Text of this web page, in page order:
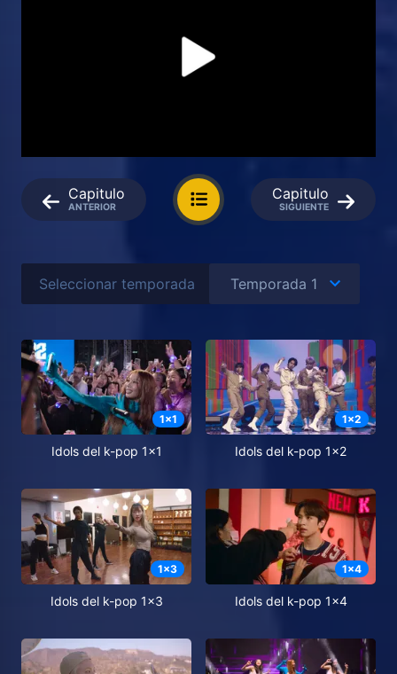
Capitulo
ANTERIOR
Capitulo
SIGUIENTE
Seleccionar temporada
1x1
Idols del k-pop 1x1
1x2
Idols del k-pop 1x2
1x3
Idols del k-pop 1x3
1x4
Idols del k-pop 1x4